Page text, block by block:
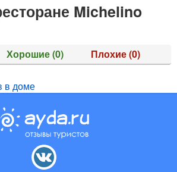
Michelino
Хорошие(0) Плохие(0)
в доме